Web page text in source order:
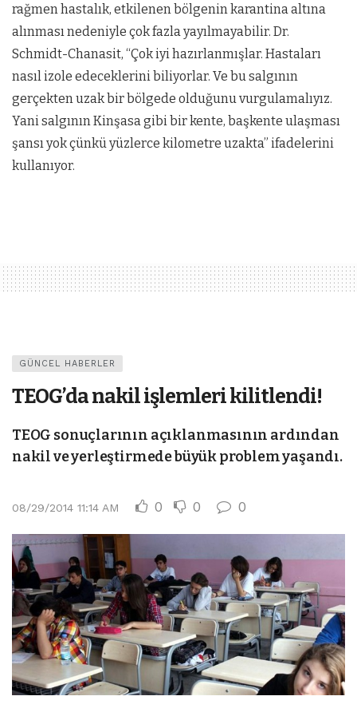
rağmen hastalık, etkilenen bölgenin karantina altına
alınması nedeniyle çok fazla yayılmayabilir. Dr.
Schmidt-Chanasit, “Çok iyi hazırlanmışlar. Hastaları
nasıl izole edeceklerini biliyorlar. Ve bu salgının
gerçekten uzak bir bölgede olduğunu vurgulamalıyız.
Yani salgının Kinşasa gibi bir kente, başkente ulaşması
şansı yok çünkü yüzlerce kilometre uzakta” ifadelerini
kullanıyor.
GÜNCEL HABERLER
TEOG’da nakil işlemleri kilitlendi!
TEOG sonuçlarının açıklanmasının ardından
nakil ve yerleştirmede büyük problem yaşandı.
08/29/2014 11:14 AM 0 0 0